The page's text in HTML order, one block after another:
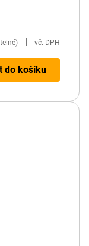
| vč. DPH
do košíku